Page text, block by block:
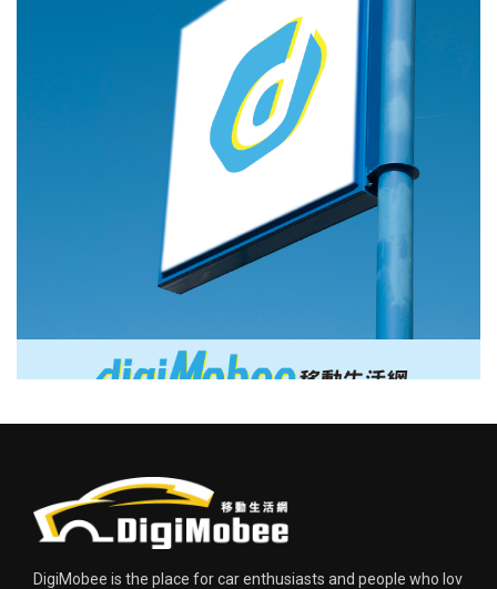
DigiMobee is the place for car enthusiasts and people who lov